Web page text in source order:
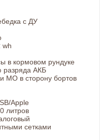
с ДУ
wh
в кормовом рундуке
разряда АКБ
МО в сторону бортов
Apple
литров
сетками